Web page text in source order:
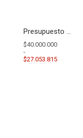
Presupuesto - Ingresos
$40.000.000
-
$27.053.815